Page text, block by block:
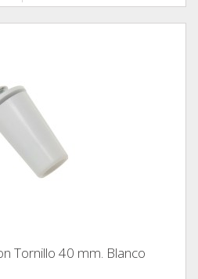
Tornillo 40 mm. Blanco